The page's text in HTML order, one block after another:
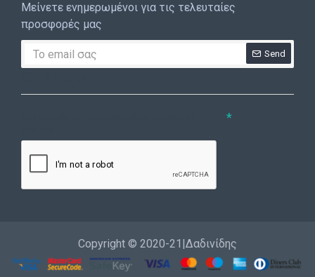
Μείνετε ενημερωμένοι για τις τελευταίες
προσφορές μας
Send
Copyright © 2020-21|Δαδινίδης
Σύνδεση Εγγραφή Επικοινωνία Καλέστε μας